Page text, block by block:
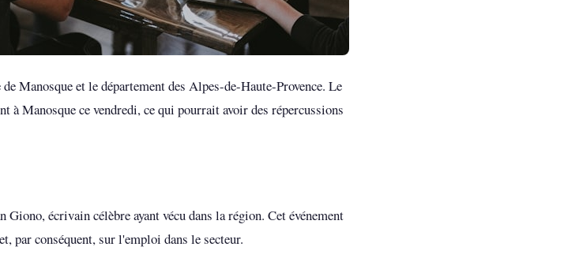
Manosque et le département des Alpes-de-Haute-Provence. Le
Manosque ce vendredi, ce qui pourrait avoir des répercussions
écrivain célèbre ayant vécu dans la région. Cet événement
par conséquent, sur l'emploi dans le secteur.